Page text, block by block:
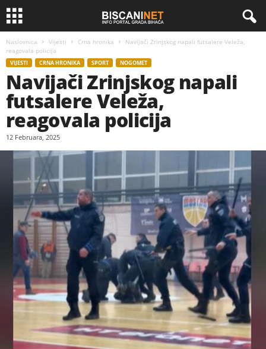
Naslovnica Vijesti Crna hronika
Navijači Zrinjskog napali futsalere Veleža,
reagovala policija
VIJESTI CRNA HRONIKA SPORT NOGOMET
Navijači Zrinjskog napali
futsalere Veleža,
reagovala policija
12 Februara, 2025